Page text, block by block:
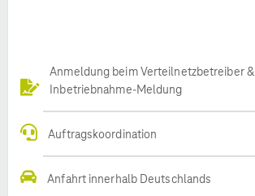
Anmeldung beim Verteilnetzbetreiber &
Inbetriebnahme-Meldung
Auftragskoordination
Anfahrt innerhalb Deutschlands